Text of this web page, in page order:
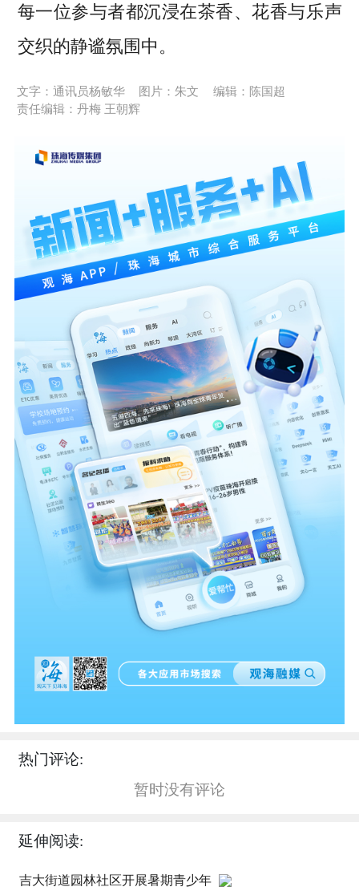
每一位参与者都沉浸在茶香、花香与乐声
交织的静谧氛围中。
文字：通讯员杨敏华 图片：朱文
编辑：陈国超
责任编辑：丹梅 王朝辉
热门评论:
暂时没有评论
延伸阅读:
吉大街道园林社区开展暑期青少年